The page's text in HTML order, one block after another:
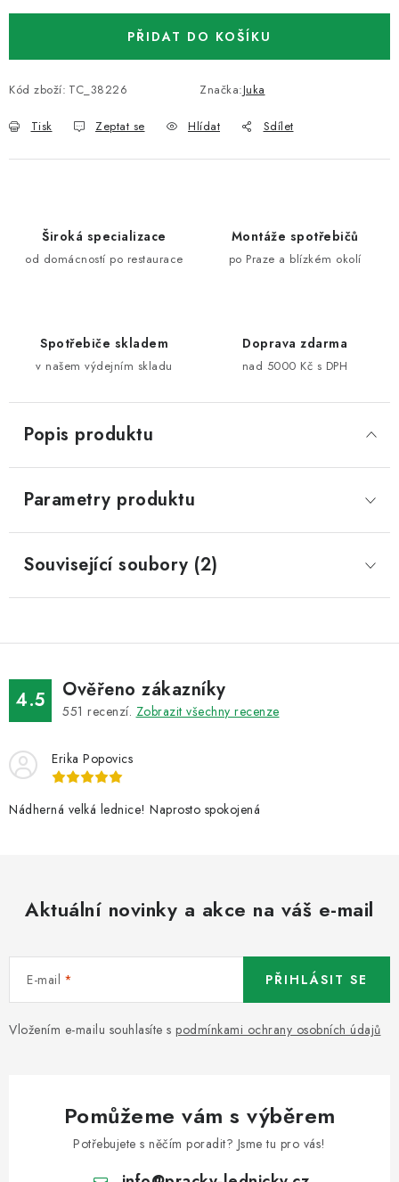
PŘIDAT DO KOŠÍKU
Kód zboží: TC_38226 Značka:Juka
Tisk Zeptat se Hlídat Sdílet
Široká specializace
od domácností po restaurace
Montáže spotřebičů
po Praze a blízkém okolí
Spotřebiče skladem
v našem výdejním skladu
Doprava zdarma
nad 5000 Kč s DPH
Popis produktu
Parametry produktu
Související soubory (2)
4.5 Ověřeno zákazníky
551 recenzí. Zobrazit všechny recenze
Erika Popovics
Nádherná velká lednice! Naprosto spokojená
Aktuální novinky a akce na váš e-mail
E-mail
Vložením e-mailu souhlasíte s podmínkami ochrany osobních údajů
PŘIHLÁSIT SE
Pomůžeme vám s výběrem
Potřebujete s něčím poradit? Jsme tu pro vás!